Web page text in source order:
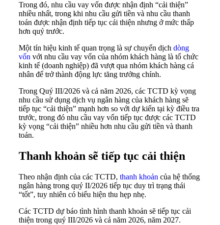
Trong đó, nhu cầu vay vốn được nhận định “cải thiện”
nhiều nhất, trong khi nhu cầu gửi tiền và nhu cầu thanh
toán được nhận định tiếp tục cải thiện nhưng ở mức thấp
hơn quý trước.
Một tín hiệu kinh tế quan trọng là sự chuyển dịch dòng
vốn với nhu cầu vay vốn của nhóm khách hàng là tổ chức
kinh tế (doanh nghiệp) đã vượt qua nhóm khách hàng cá
nhân để trở thành động lực tăng trưởng chính.
Trong Quý III/2026 và cả năm 2026, các TCTD kỳ vọng
nhu cầu sử dụng dịch vụ ngân hàng của khách hàng sẽ
tiếp tục “cải thiện” mạnh hơn so với dự kiến tại kỳ điều tra
trước, trong đó nhu cầu vay vốn tiếp tục được các TCTD
kỳ vọng “cải thiện” nhiều hơn nhu cầu gửi tiền và thanh
toán.
Thanh khoản sẽ tiếp tục cải thiện
Theo nhận định của các TCTD, thanh khoản của hệ thống
ngân hàng trong quý II/2026 tiếp tục duy trì trạng thái
“tốt”, tuy nhiên có biểu hiện thu hẹp nhẹ.
Các TCTD dự báo tình hình thanh khoản sẽ tiếp tục cải
thiện trong quý III/2026 và cả năm 2026, năm 2027.